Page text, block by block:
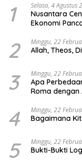
1 Selasa, 4
Nusantara
Ekonomi
Ekonomi
“Urgensi
Indonesia
2 Minggu, 22
Allah, Theos,
3 Minggu, 22
Apa
Roma dengan
4 Minggu, 22
Bagaimana
5 Minggu, 22
Bukti-Bukti